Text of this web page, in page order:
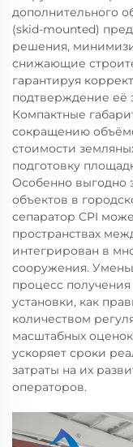
дополнительного
(skid-mounted)
решения,
снижающие
гарантируя
подтверждение её
Компактные
сокращению
стоимости
подготовку
Особенно
объектов в
сепаратор CPI
пространствах
интегрирован в
сооружения.
процесс
установки, как
количеством
масштабных
ускоряет сроки
затраты на их
операторов.